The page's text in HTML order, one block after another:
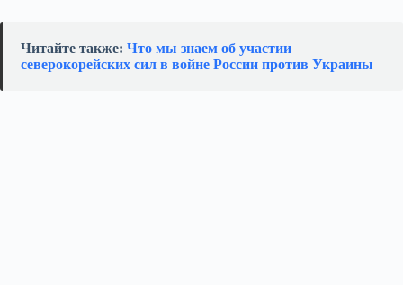
Читайте также: Что мы знаем об участии
северокорейских сил в войне России против Украины